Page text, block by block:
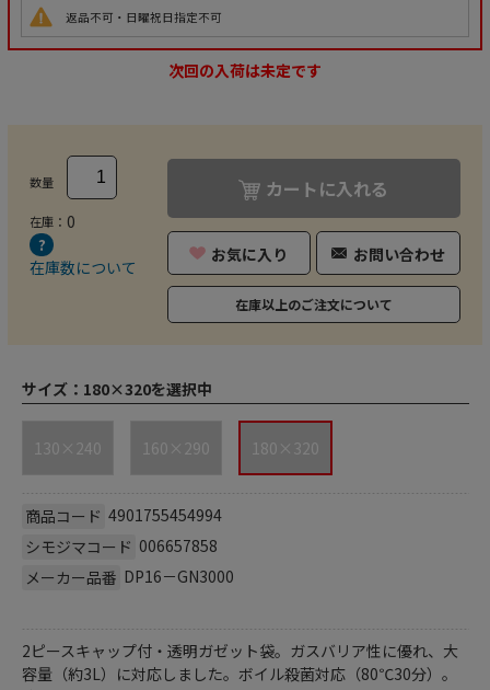
返品不可・日曜祝日指定不可
次回の入荷は未定です
数量
在庫： 0
在庫数について
カートに入れる
お気に入り お問い合わせ
在庫以上のご注文について
サイズ： 180×320を選択中
130×240 160×290 180×320
商品コード 4901755454994
シモジマコード 006657858
メーカー品番 DP16－GN3000
2ピースキャップ付・透明ガゼット袋。ガスバリア性に優れ、大
容量（約3L）に対応しました。ボイル殺菌対応（80℃30分）。